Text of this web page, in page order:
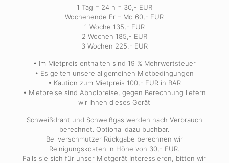
1 Tag = 24 h = 30,- EUR
Wochenende Fr – Mo 60,- EUR
1 Woche 135,- EUR
2 Wochen 185,- EUR
3 Wochen 225,- EUR
• Im Mietpreis enthalten sind 19 % Mehrwertsteuer
• Es gelten unsere allgemeinen Mietbedingungen
• Kaution zum Mietpreis 100,- EUR in BAR
• Mietpreise sind Abholpreise, gegen Berechnung liefern
wir Ihnen dieses Gerät
Schweißdraht und Schweißgas werden nach Verbrauch
berechnet. Optional dazu buchbar.
Bei verschmutzer Rückgabe berechnen wir
Reinigungskosten in Höhe von 30,- EUR.
Falls sie sich für unser Mietgerät Interessieren, bitten wir